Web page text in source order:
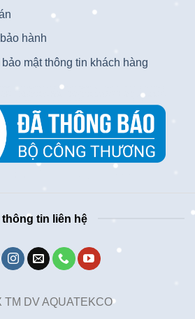
hành
mật thông tin khách hàng
thông tin liên hệ
TM DV AQUATEKCO